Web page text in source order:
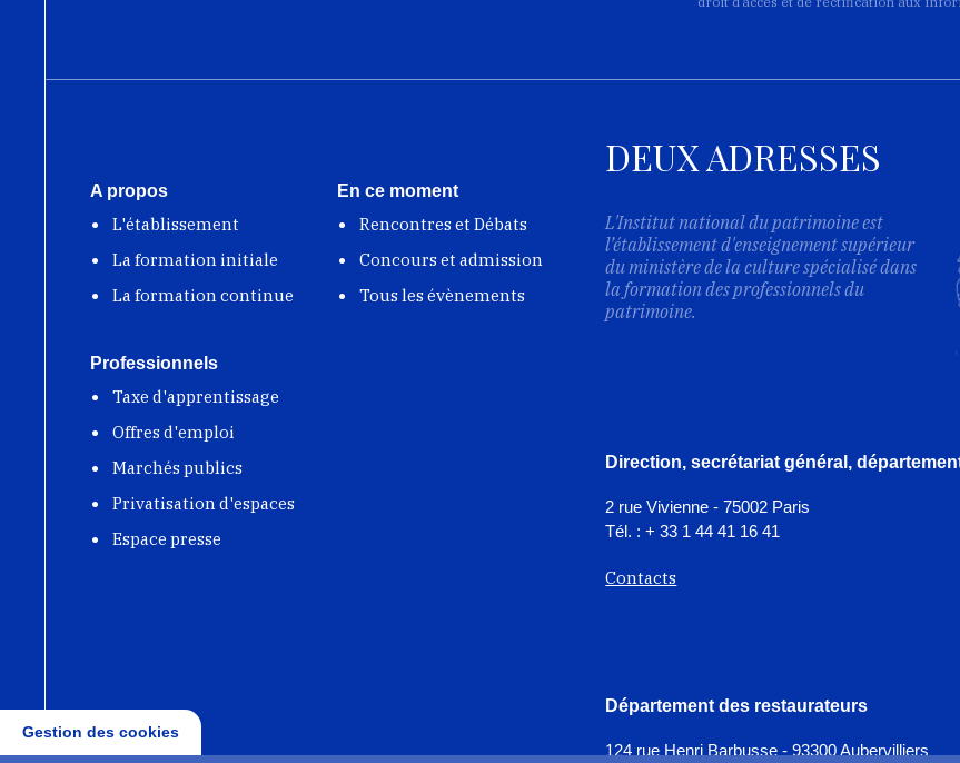
A propos
L'établissement
La formation initiale
La formation continue
En ce moment
Rencontres et Débats
Concours et admission
Tous les évènements
Professionnels
Taxe d'apprentissage
Offres d'emploi
Marchés publics
Privatisation d'espaces
Espace presse
DEUX ADRESSES
L'Institut national du patrimoine est
l’établissement d'enseignement supérieur
du ministère de la culture spécialisé dans
la formation des professionnels du
patrimoine.
Direction, secrétariat général,
2 rue Vivienne - 75002 Paris
Tél. : + 33 1 44 41 16 41
Contacts
Département des restaurateurs
124 rue Henri Barbusse - 93300 Aubervilliers
Gestion des cookies